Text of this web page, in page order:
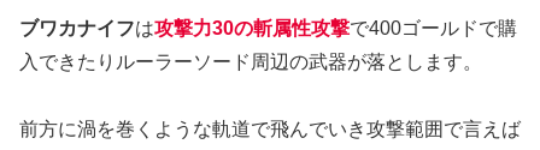
ブワカナイフは攻撃力30の斬属性攻撃で400ゴールドで購
入できたりルーラーソード周辺の武器が落とします。
前方に渦を巻くような軌道で飛んでいき攻撃範囲で言えば